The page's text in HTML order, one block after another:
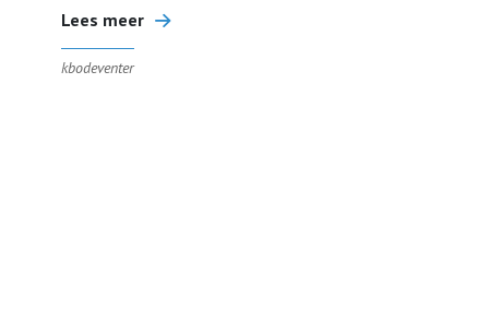
Contact
Lees meer
kbodeventer